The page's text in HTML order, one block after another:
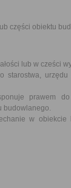
części obiektu
lub w cześci
starostwa,
prawem
budowlanego.
w obiekcie